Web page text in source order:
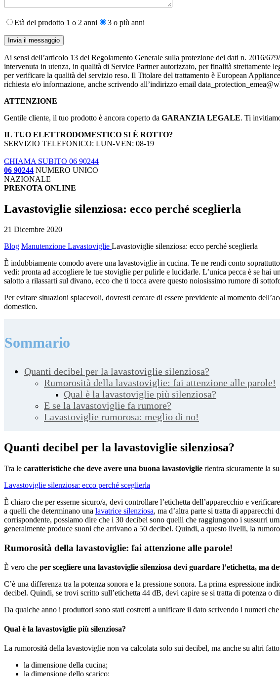
Età del prodotto 1 o 2 anni 3 o più anni
Ai sensi dell’articolo 13 del Regolamento Generale sulla protezione dei dati n. 2016/
intervenuta in utenza,​ in qualità di Service Partner autorizzato, per finalità
per verificare la qualità del servizio reso. Il Titolare del trattamento è European
richiesta e/o informazione, anche scrivendo all’indirizzo email
ATTENZIONE
Gentile cliente, il tuo prodotto è ancora coperto da GARANZIA LEGALE. Ti
IL TUO ELETTRODOMESTICO SI È ROTTO?
SERVIZIO TELEFONICO: LUN-VEN: 08-19
CHIAMA SUBITO 06 90244
06 90244 NUMERO UNICO
NAZIONALE
PRENOTA ONLINE
Lavastoviglie silenziosa: ecco perché sceglierla
21 Dicembre 2020
Blog Manutenzione Lavastoviglie Lavastoviglie silenziosa: ecco perché sceglierla
È indubbiamente comodo avere una lavastoviglie in cucina. Te ne rendi conto
vedi: pronta ad accogliere le tue stoviglie per pulirle e lucidarle. L’unica pecca è se hai
salotto a rilassarti sul divano, ecco che ti tocca avere questo noiosissimo rumore di
Per evitare situazioni spiacevoli, dovresti cercare di essere previdente al momento
domestico.
Sommario
Quanti decibel per la lavastoviglie silenziosa?
Rumorosità della lavastoviglie: fai attenzione alle parole!
Qual è la lavastoviglie più silenziosa?
E se la lavastoviglie fa rumore?
Lavastoviglie rumorosa: meglio di no!
Quanti decibel per la lavastoviglie silenziosa?
Tra le caratteristiche che deve avere una buona lavastoviglie rientra sicuramente la
Lavastoviglie silenziosa: ecco perché sceglierla
È chiaro che per esserne sicuro/a, devi controllare l’etichetta dell’apparecchio e
a quelli che determinano una lavatrice silenziosa, ma d’altra parte si tratta di
corrispondente, possiamo dire che i 30 decibel sono quelli che raggiungono i sussurri
generalmente produce suoni che arrivano a 50 decibel. Quindi, a questo livelli, la
Rumorosità della lavastoviglie: fai attenzione alle parole!
È vero che per scegliere una lavastoviglie silenziosa devi guardare l’etichetta, ma
C’è una differenza tra la potenza sonora e la pressione sonora. La prima espressione
decibel. Quindi, se trovi scritto sull’etichetta 44 dB, devi capire se si tratta di potenza o
Da qualche anno i produttori sono stati costretti a unificare il dato scrivendo i numeri
Qual è la lavastoviglie più silenziosa?
La rumorosità della lavastoviglie non va calcolata solo sui decibel, ma anche su altri
la dimensione della cucina;
la dimensione dello scarico;